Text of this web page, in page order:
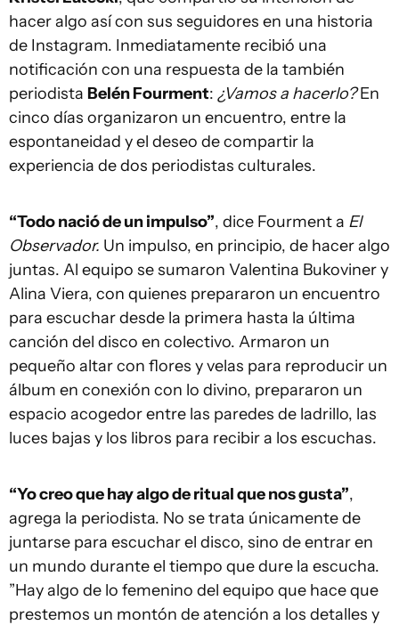
hacer algo así con sus seguidores en una historia
de Instagram. Inmediatamente recibió una
notificación con una respuesta de la también
periodista Belén Fourment: ¿Vamos a hacerlo?En
cinco días organizaron un encuentro, entre la
espontaneidad y el deseo de compartir la
experiencia de dos periodistas culturales.
“Todo nació de un impulso”, dice Fourment a El
Observador. Un impulso, en principio, de hacer algo
juntas. Al equipo se sumaron Valentina Bukoviner y
Alina Viera, con quienes prepararon un encuentro
para escuchar desde la primera hasta la última
canción del disco en colectivo. Armaron un
pequeño altar con flores y velas para reproducir un
álbum en conexión con lo divino, prepararon un
espacio acogedor entre las paredes de ladrillo, las
luces bajas y los libros para recibir a los escuchas.
“Yo creo que hay algo de ritual que nos gusta”,
agrega la periodista. No se trata únicamente de
juntarse para escuchar el disco, sino de entrar en
un mundo durante el tiempo que dure la escucha.
”Hay algo de lo femenino del equipo que hace que
prestemos un montón de atención a los detalles y